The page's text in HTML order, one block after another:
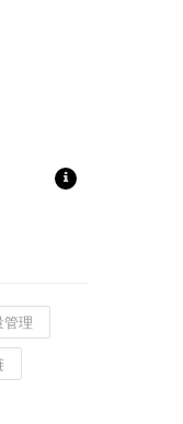
扫一扫联系售后咨询
理